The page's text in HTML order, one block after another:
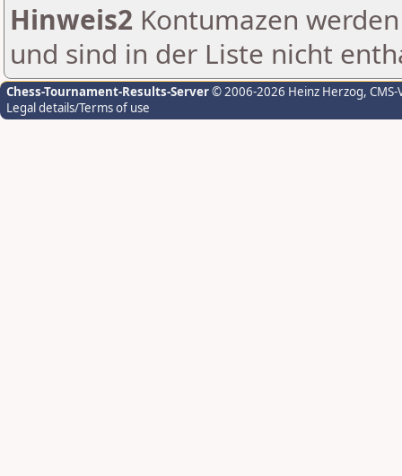
Hinweis2 Kontumazen
und sind in der Liste nicht
Chess-Tournament-Results-Server© 2006-2026 Heinz Herzog,
Legal details/Terms of use